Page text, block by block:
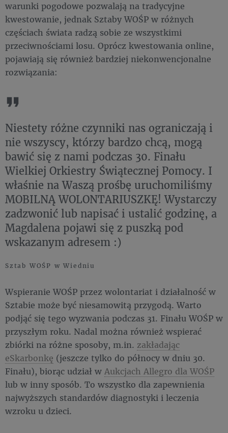
warunki pogodowe pozwalają na tradycyjne
kwestowanie, jednak Sztaby WOŚP w różnych
częściach świata radzą sobie ze wszystkimi
przeciwnościami losu. Oprócz kwestowania online,
pojawiają się również bardziej niekonwencjonalne
rozwiązania:
Niestety różne czynniki nas ograniczają i
nie wszyscy, którzy bardzo chcą, mogą
bawić się z nami podczas 30. Finału
Wielkiej Orkiestry Świątecznej Pomocy. I
właśnie na Waszą prośbę uruchomiliśmy
MOBILNĄ WOLONTARIUSZKĘ! Wystarczy
zadzwonić lub napisać i ustalić godzinę, a
Magdalena pojawi się z puszką pod
wskazanym adresem :)
Sztab WOŚP w Wiedniu
Wspieranie WOŚP przez wolontariat i działalność w
Sztabie może być niesamowitą przygodą. Warto
podjąć się tego wyzwania podczas 31. Finału WOŚP w
przyszłym roku. Nadal można również wspierać
zbiórki na różne sposoby, m.in. zakładając
eSkarbonkę (jeszcze tylko do północy w dniu 30.
Finału), biorąc udział w Aukcjach Allegro dla WOŚP
lub w inny sposób. To wszystko dla zapewnienia
najwyższych standardów diagnostyki i leczenia
wzroku u dzieci.